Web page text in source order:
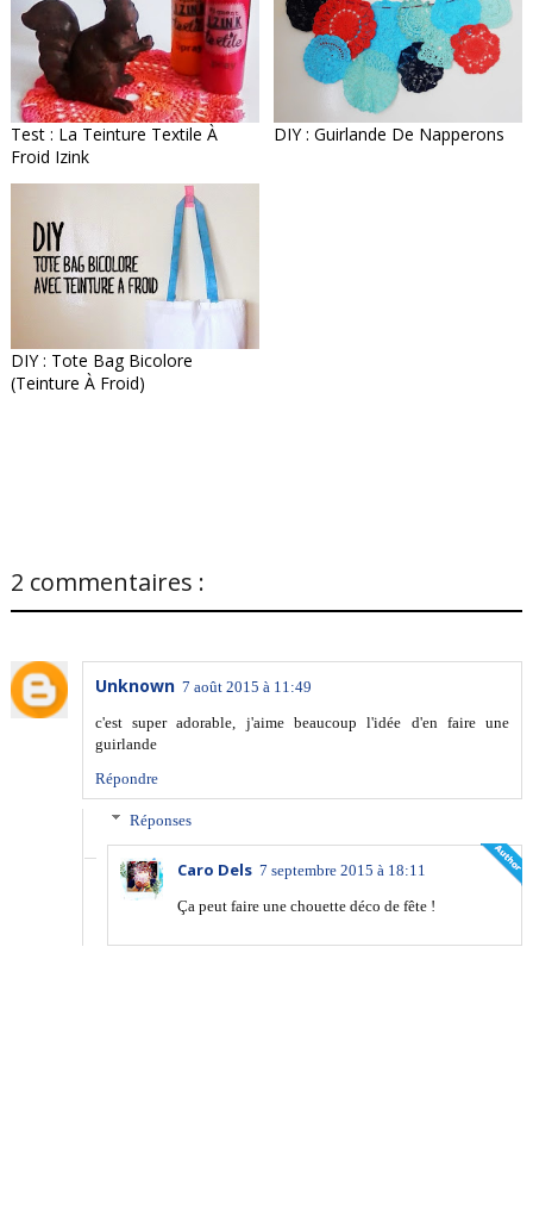
Test : La Teinture Textile À
Froid Izink
DIY : Guirlande De Napperons
DIY : Tote Bag Bicolore
(teinture À Froid)
2 commentaires :
Unknown 7 août 2015 à 11:49
c'est super adorable, j'aime beaucoup l'idée d'en faire une
guirlande
Répondre
Réponses
Caro Dels 7 septembre 2015 à 18:11
Ça peut faire une chouette déco de fête !